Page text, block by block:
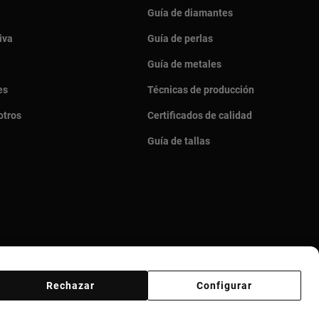
Guía de diamantes
Guía de perlas
Guía de metales
Técnicas de producción
Certificados de calidad
Guía de tallas
Configurar
Rechazar